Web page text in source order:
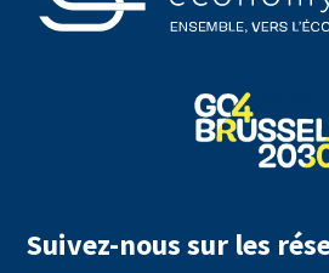
Suivez-nous sur les